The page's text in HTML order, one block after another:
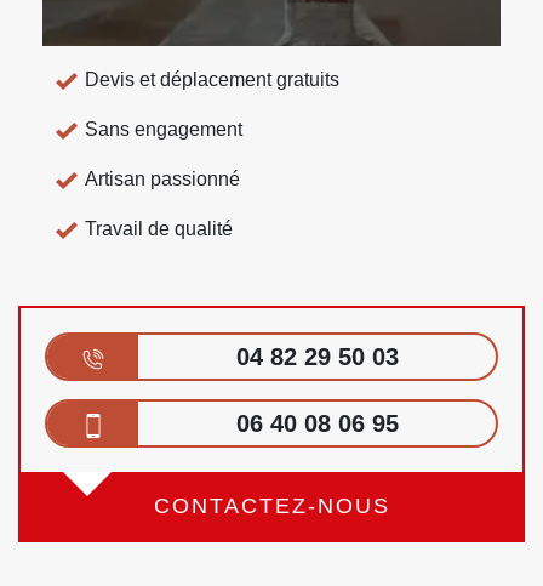
Devis et déplacement gratuits
Sans engagement
Artisan passionné
Travail de qualité
04 82 29 50 03
06 40 08 06 95
CONTACTEZ-NOUS